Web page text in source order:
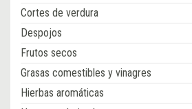
Cortes de verdura
Despojos
Frutos secos
Grasas comestibles y vinagres
Hierbas aromáticas